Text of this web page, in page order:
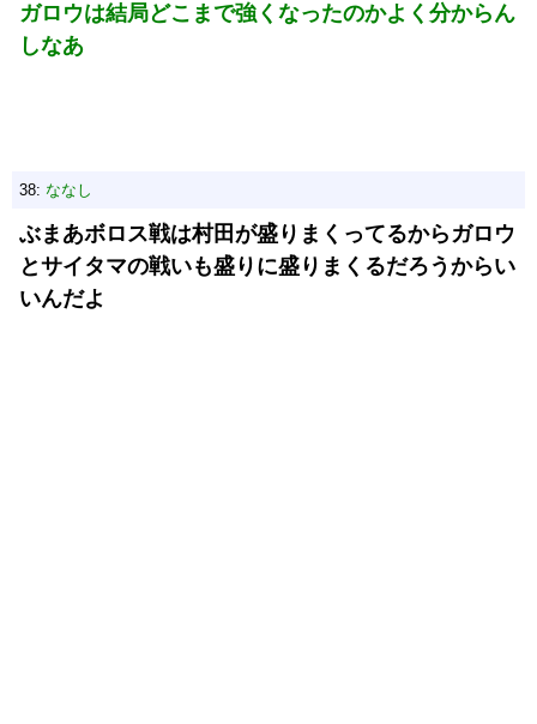
ガロウは結局どこまで強くなったのかよく分からん
しなあ
38: ななし
ぶまあボロス戦は村田が盛りまくってるからガロウ
とサイタマの戦いも盛りに盛りまくるだろうからい
いんだよ